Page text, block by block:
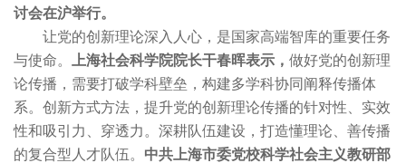
讨会在沪举行。
让党的创新理论深入人心，是国家高端智库的重要任务
与使命。
上海社会科学院院长干春晖表示， 做好党的创新理
论传播，需要打破学科壁垒，构建多学科协同阐释传播体
系。创新方式方法，提升党的创新理论传播的针对性、实效
性和吸引力、穿透力。深耕队伍建设，打造懂理论、善传播
的复合型人才队伍。 中共上海市委党校科学社会主义教研部